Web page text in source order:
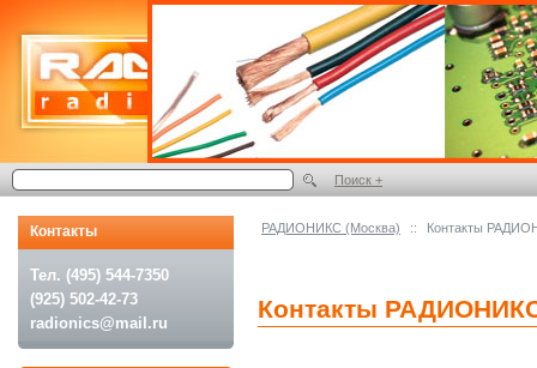
РАДИОНИКС (Москва) :: Контакты
Контакты
Контакты
Тел. (495) 544-7350
(925) 502-42-73
radionics@mail.ru
Поиск +